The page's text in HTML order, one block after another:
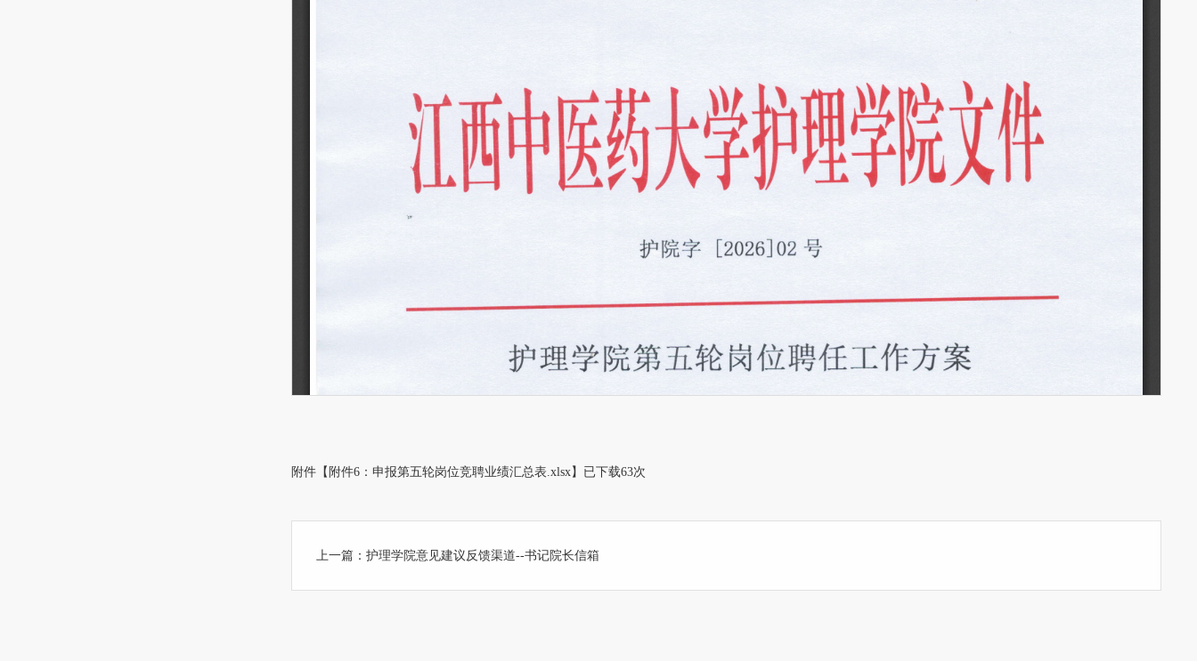
附件【 附件6：申报第五轮岗位竞聘业绩汇总表.xlsx】已下载63次
上一篇： 护理学院意见建议反馈渠道--书记院长信箱